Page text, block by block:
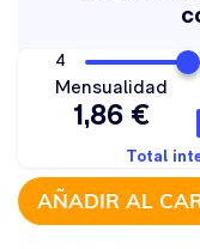
AÑADIR AL